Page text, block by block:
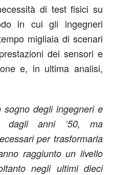
di test fisici su
in cui gli ingegneri
migliaia di scenari
dei sensori e
e, in ultima analisi,
sogno degli ingegneri e
dagli anni ‘50, ma
per trasformarla
raggiunto un livello
negli ultimi dieci